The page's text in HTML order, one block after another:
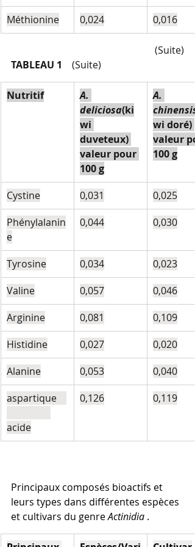
Méthionine
0,024 0,016
(Suite)
TABLEAU 1 (Suite)
Nutritif
A.
deliciosa(ki
wi
duveteux)
valeur pour
100 g
A.
chinensis
wi doré)
valeur
100 g
Cystine 0,031
0,025
Phénylalanin
e
0,044 0,030
Tyrosine 0,034
0,023
Valine
0,057
0,046
Arginine
0,081
0,109
Histidine
0,027
0,020
Alanine
0,053
0,040
aspartique
acide
0,126 0,119
Principaux composés bioactifs et
leurs types dans différentes espèces
et cultivars du genre Actinidia .